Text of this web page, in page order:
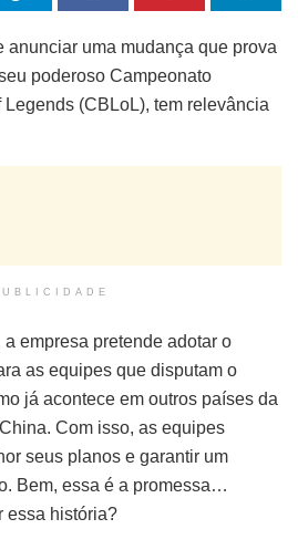
anunciar uma mudança que prova
poderoso Campeonato
(CBLoL), tem relevância
empresa pretende adotar o
as equipes que disputam o
já acontece em outros países da
Com isso, as equipes
seus planos e garantir um
Bem, essa é a promessa…
essa história?